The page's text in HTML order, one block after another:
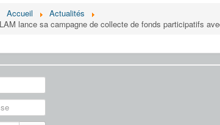
Accueil
Actualités
lance sa campagne de collecte de fonds participatifs